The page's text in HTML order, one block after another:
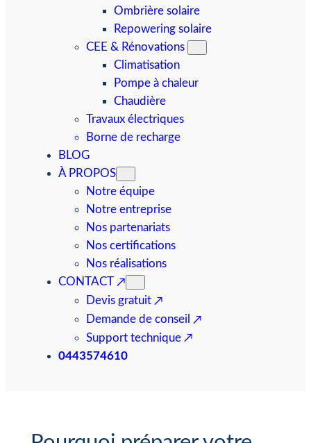
Ombrière solaire
Repowering solaire
CEE & Rénovations
Climatisation
Pompe à chaleur
Chaudière
Travaux électriques
Borne de recharge
BLOG
À PROPOS
Notre équipe
Notre entreprise
Nos partenariats
Nos certifications
Nos réalisations
CONTACT
Devis gratuit
Demande de conseil
Support technique
0443574610